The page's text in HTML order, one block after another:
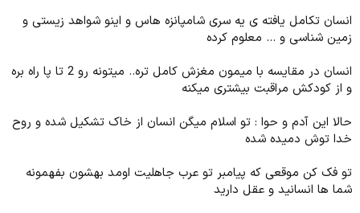
انسان تکامل یافته ی یه سری شامپانزه هاس و اینو شواهد زیستی و
زمین شناسی و ... معلوم کرده
انسان در مقایسه با میمون مغزش کامل تره.. میتونه رو 2 تا پا راه بره
و از کودکش مراقبت بیشتری میکنه
حالا این آدم و حوا : تو اسلام میگن انسان از خاک تشکیل شده و روح
خدا توش دمیده شده
تو فک کن موقعی که پیامبر تو عرب جاهلیت اومد بهشون بفهمونه
شما ها انسانید و عقل دارید